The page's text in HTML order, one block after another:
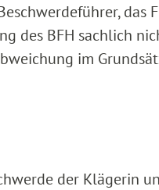
das
des BFH sachlich
im
der Klägerin